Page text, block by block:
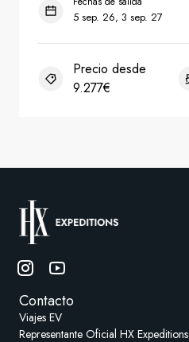
Contacto
Viajes EV
Representante Oficial HX Expeditions